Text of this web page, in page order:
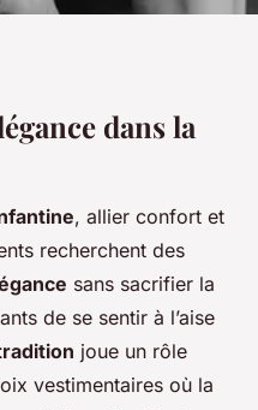
: quand
mêle
dans la
, allier confort et
recherchent des
sans sacrifier la
de se sentir à l’aise
joue un rôle
vestimentaires où la